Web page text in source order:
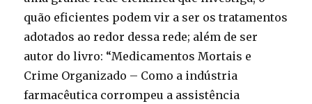
quão eficientes podem vir a ser os tratamentos
adotados ao redor dessa rede; além de ser
autor do livro: “Medicamentos Mortais e
Crime Organizado – Como a indústria
farmacêutica corrompeu a assistência